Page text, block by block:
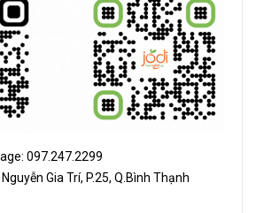
097.247.2299
Gia Trí, P.25, Q.Bình Thạnh